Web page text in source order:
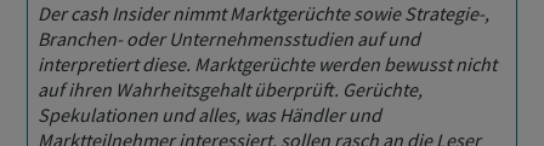
Der cash Insider nimmt Marktgerüchte sowie Strategie-,
Branchen- oder Unternehmensstudien auf und
interpretiert diese. Marktgerüchte werden bewusst nicht
auf ihren Wahrheitsgehalt überprüft. Gerüchte,
Spekulationen und alles, was Händler und
Marktteilnehmer interessiert, sollen rasch an die Leser